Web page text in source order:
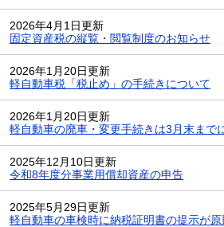
2026年4月1日更新
固定資産税の縦覧・閲覧制度のお知らせ
2026年1月20日更新
軽自動車税「税止め」の手続きについて
2026年1月20日更新
軽自動車の廃車・変更手続きは3月末まで
2025年12月10日更新
令和8年度分事業用償却資産の申告
2025年5月29日更新
軽自動車の車検時に納税証明書の提示が